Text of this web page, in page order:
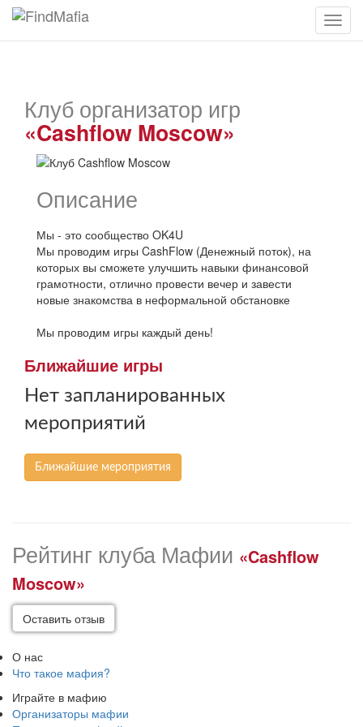
Клуб организатор игр
«Cashflow Moscow»
Описание
Мы - это сообщество OK4U
Мы проводим игры CashFlow (Денежный поток), на
которых вы сможете улучшить навыки финансовой
грамотности, отлично провести вечер и завести
новые знакомства в неформальной обстановке
Мы проводим игры каждый день!
Ближайшие игры
Нет запланированных
мероприятий
Ближайшие мероприятия
Рейтинг клуба Мафии «Cashflow
Moscow»
Оставить отзыв
О нас
Что такое мафия?
Играйте в мафию
Организаторы мафии